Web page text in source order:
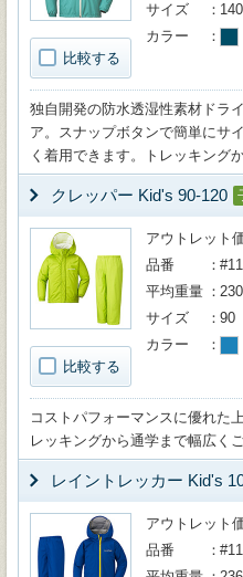
比較する
サイズ
140
カラー
独自開発の防水透湿性素材ドラ
ア。スナップボタンで簡単にサ
く着用できます。トレッキング
クレッパー Kid's 90-120
比較する
アウトレット
品番
平均重量
サイズ
90
カラー
コストパフォーマンスに優れた
レッキングから通学まで幅広く
レイントレッカー Kid's
アウトレット
品番